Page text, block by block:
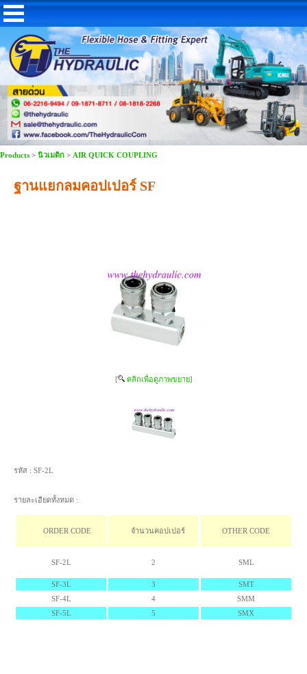
Products > นิวเมติก > AIR QUICK COUPLING
ฐานแยกลมคอปเปอร์ SF
[ คลิกเพื่อดูภาพขยาย]
รหัส : SF-2L
รายละเอียดทั้งหมด :
ORDER CODE จำนวนคอปเปอร์ OTHER CODE
SF-2L 2 SML
SF-3L 3
SMT
SF-4L
4
SMM
SF-5L
5 SMX